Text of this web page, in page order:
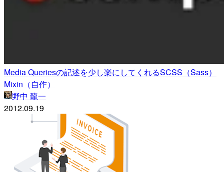
Media Queriesの記述を少し楽にしてくれるSCSS（Sass）
Mixin（自作）
野中 龍一
2012.09.19